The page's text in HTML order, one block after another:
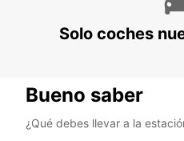
Solo coches
Bueno saber
¿Qué debes llevar a la